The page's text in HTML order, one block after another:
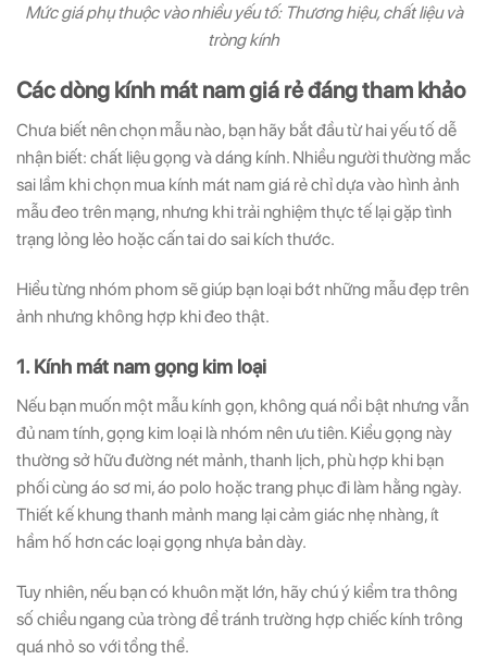
Mức giá phụ thuộc vào nhiều yếu tố: Thương hiệu, chất liệu và
tròng kính
Các dòng kính mát nam giá rẻ đáng tham khảo
Chưa biết nên chọn mẫu nào, bạn hãy bắt đầu từ hai yếu tố dễ
nhận biết: chất liệu gọng và dáng kính. Nhiều người thường mắc
sai lầm khi chọn mua kính mát nam giá rẻ chỉ dựa vào hình ảnh
mẫu đeo trên mạng, nhưng khi trải nghiệm thực tế lại gặp tình
trạng lỏng lẻo hoặc cấn tai do sai kích thước.
Hiểu từng nhóm phom sẽ giúp bạn loại bớt những mẫu đẹp trên
ảnh nhưng không hợp khi đeo thật.
1. Kính mát nam gọng kim loại
Nếu bạn muốn một mẫu kính gọn, không quá nổi bật nhưng vẫn
đủ nam tính, gọng kim loại là nhóm nên ưu tiên. Kiểu gọng này
thường sở hữu đường nét mảnh, thanh lịch, phù hợp khi bạn
phối cùng áo sơ mi, áo polo hoặc trang phục đi làm hằng ngày.
Thiết kế khung thanh mảnh mang lại cảm giác nhẹ nhàng, ít
hầm hố hơn các loại gọng nhựa bản dày.
Tuy nhiên, nếu bạn có khuôn mặt lớn, hãy chú ý kiểm tra thông
số chiều ngang của tròng để tránh trường hợp chiếc kính trông
quá nhỏ so với tổng thể.